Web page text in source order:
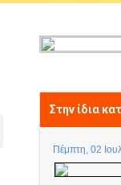
Στην ίδια
Πέμπτη, 02